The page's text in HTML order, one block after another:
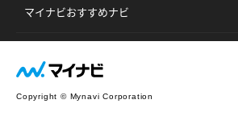
マイナビおすすめナビ
Copyright © Mynavi Corporation